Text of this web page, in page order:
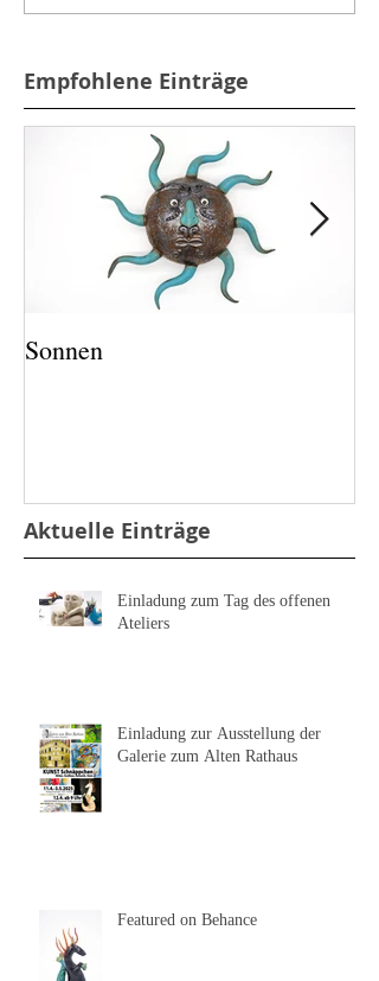
Empfohlene Einträge
Sonnen
Aktuelle Einträge
Einladung zum Tag des offenen
Ateliers
Einladung zur Ausstellung der
Galerie zum Alten Rathaus
Featured on Behance